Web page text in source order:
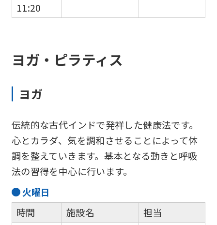
11:20
ヨガ・ピラティス
ヨガ
伝統的な古代インドで発祥した健康法です。
心とカラダ、気を調和させることによって体
調を整えていきます。基本となる動きと呼吸
法の習得を中心に行います。
火曜日
時間
施設名
担当